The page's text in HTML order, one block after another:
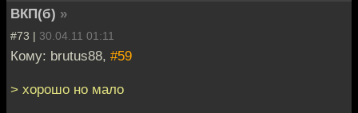
ВКП(б) »
#73 | 30.04.11 01:11
Кому: brutus88, #59
> хорошо но мало